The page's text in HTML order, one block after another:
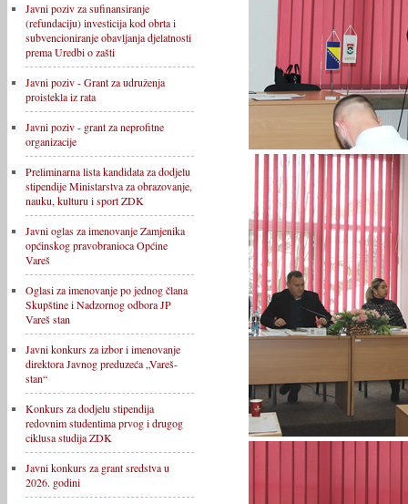
Javni poziv za sufinansiranje
(refundaciju) investicija kod obrta i
subvencioniranje obavljanja djelatnosti
prema Uredbi o zašti
Javni poziv - Grant za udruženja
proistekla iz rata
Javni poziv - grant za neprofitne
organizacije
Preliminarna lista kandidata za dodjelu
stipendije Ministarstva za obrazovanje,
nauku, kulturu i sport ZDK
Javni oglas za imenovanje Zamjenika
općinskog pravobranioca Općine
Vareš
Oglasi za imenovanje po jednog člana
Skupštine i Nadzornog odbora JP
Vareš stan
Javni konkurs za izbor i imenovanje
direktora Javnog preduzeća „Vareš-
stan“
Konkurs za dodjelu stipendija
redovnim studentima prvog i drugog
ciklusa studija ZDK
Javni konkurs za grant sredstva u
2026. godini